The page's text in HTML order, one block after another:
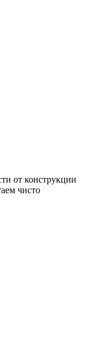
от конструкции
чисто